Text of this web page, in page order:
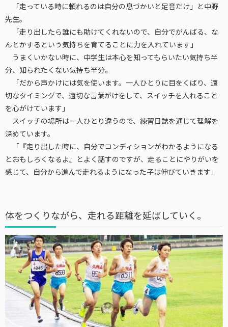
「走っている時に頼れるのは自分の息づかいと足音だけ」と中野
先生。
「走り出したら誰にも助けてくれないので、自分でがんばる、な
んとかするという気持ちを育てることに力を入れています」
うまくいかない時に、中学生は本心を知ってもらいたい気持ち半
分、知られたくない気持ち半分。
「だから声かけには気を使います。一人ひとりに目をくばり、適
切なタイミングで、適切な言葉がけをして、スイッチを入れること
を心がけています」
スイッチの場所は一人ひとり違うので、練習日誌を通じて理解を
深めています。
「『走り出した時に、自分でコンディションがわかるようになる
とおもしろくなるよ』とよく話すのですが、走ることにやりがいを
感じて、自分から進んで走れるようになった子は伸びていきます」
体をつくりながら、走れる距離を延ばしていく。